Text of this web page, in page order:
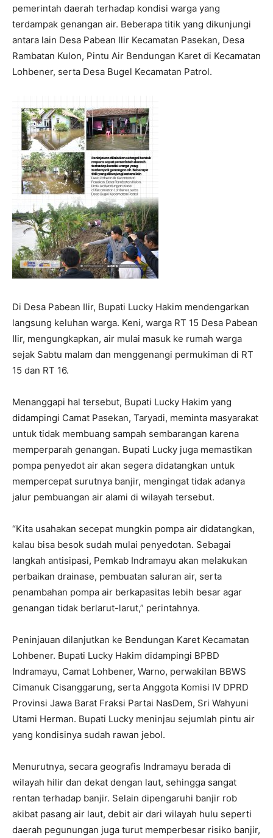
pemerintah daerah terhadap kondisi warga yang
terdampak genangan air. Beberapa titik yang dikunjungi
antara lain Desa Pabean Ilir Kecamatan Pasekan, Desa
Rambatan Kulon, Pintu Air Bendungan Karet di Kecamatan
Lohbener, serta Desa Bugel Kecamatan Patrol.
‎Di Desa Pabean Ilir, Bupati Lucky Hakim mendengarkan
langsung keluhan warga. Keni, warga RT 15 Desa Pabean
Ilir, mengungkapkan, air mulai masuk ke rumah warga
sejak Sabtu malam dan menggenangi permukiman di RT
15 dan RT 16.
‎Menanggapi hal tersebut, Bupati Lucky Hakim yang
didampingi Camat Pasekan, Taryadi, meminta masyarakat
untuk tidak membuang sampah sembarangan karena
memperparah genangan. Bupati Lucky juga memastikan
pompa penyedot air akan segera didatangkan untuk
mempercepat surutnya banjir, mengingat tidak adanya
jalur pembuangan air alami di wilayah tersebut.
‎“Kita usahakan secepat mungkin pompa air didatangkan,
kalau bisa besok sudah mulai penyedotan. Sebagai
langkah antisipasi, Pemkab Indramayu akan melakukan
perbaikan drainase, pembuatan saluran air, serta
penambahan pompa air berkapasitas lebih besar agar
genangan tidak berlarut-larut,” perintahnya.
‎Peninjauan dilanjutkan ke Bendungan Karet Kecamatan
Lohbener. Bupati Lucky Hakim didampingi BPBD
Indramayu, Camat Lohbener, Warno, perwakilan BBWS
Cimanuk Cisanggarung, serta Anggota Komisi IV DPRD
Provinsi Jawa Barat Fraksi Partai NasDem, Sri Wahyuni
Utami Herman. Bupati Lucky meninjau sejumlah pintu air
yang kondisinya sudah rawan jebol.
‎Menurutnya, secara geografis Indramayu berada di
wilayah hilir dan dekat dengan laut, sehingga sangat
rentan terhadap banjir. Selain dipengaruhi banjir rob
akibat pasang air laut, debit air dari wilayah hulu seperti
daerah pegunungan juga turut memperbesar risiko banjir,